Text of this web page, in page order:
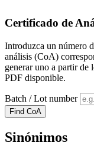
Certificado de
Introduzca un número
análisis (CoA)
generar uno a partir de
PDF disponible.
Batch / Lot number
Find CoA
Sinónimos